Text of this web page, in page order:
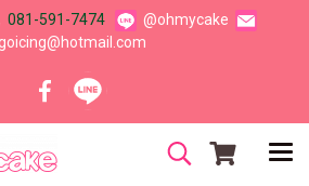
081-591-7474
@ohmycake